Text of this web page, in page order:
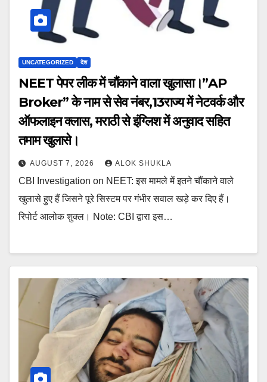
UNCATEGORIZED देश
NEET पेपर लीक में चौंकाने वाला खुलासा।”AP
Broker” के नाम से सेव नंबर,13राज्य में नेटवर्क और
ऑफलाइन क्लास, मराठी से इंग्लिश में अनुवाद सहित
तमाम खुलासे।
AUGUST 7, 2026 ALOK SHUKLA
CBI Investigation on NEET: इस मामले में इतने चौंकाने वाले
खुलासे हुए हैं जिसने पूरे सिस्टम पर गंभीर सवाल खड़े कर दिए हैं।
रिपोर्ट आलोक शुक्ल। Note: CBI द्वारा इस…